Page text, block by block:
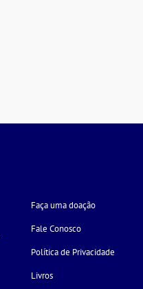
Faça uma doação
Fale Conosco
Política de Privacidade
Livros